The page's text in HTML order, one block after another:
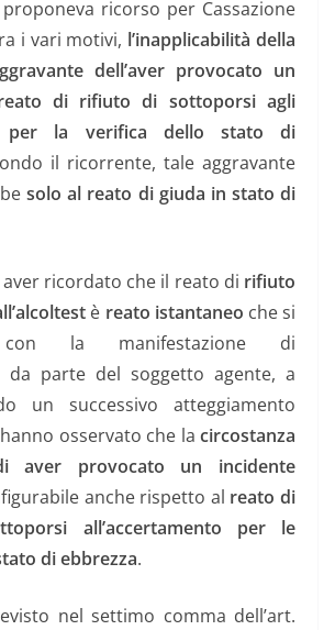
ricorso per Cassazione
i vari motivi, l’inapplicabilità della
dell’aver provocato un
di rifiuto di sottoporsi agli
per la verifica dello stato di
il ricorrente, tale aggravante
solo al reato di giuda in stato di
ricordato che il reato di rifiuto
è reato istantaneo che si
con la manifestazione di
da parte del soggetto agente, a
un successivo atteggiamento
osservato che lacircostanza
aver provocato un incidente
anche rispetto al reato di
all’accertamento per le
di ebbrezza.
nel settimo comma dell’art.